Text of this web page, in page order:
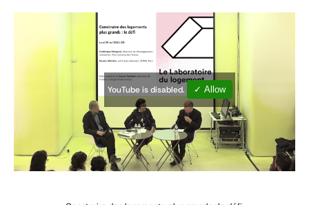
YouTube is disabled. ✓ Allow